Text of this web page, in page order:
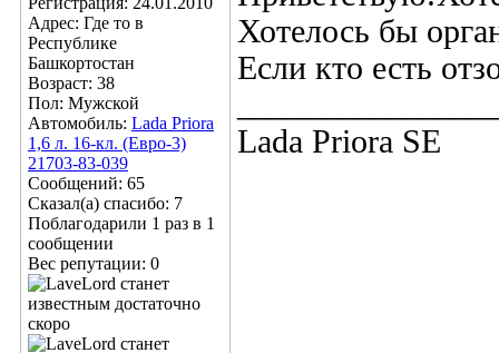
Адрес: Где то в
Республике
Башкортостан
Возраст: 38
Пол: Мужской
Автомобиль: Lada Priora
1,6 л. 16-кл. (Евро-3)
21703-83-039
Сообщений: 65
Сказал(а) спасибо: 7
Поблагодарили 1 раз в 1
сообщении
Вес репутации: 0
Хотелось бы
Если кто есть
Lada Priora SE